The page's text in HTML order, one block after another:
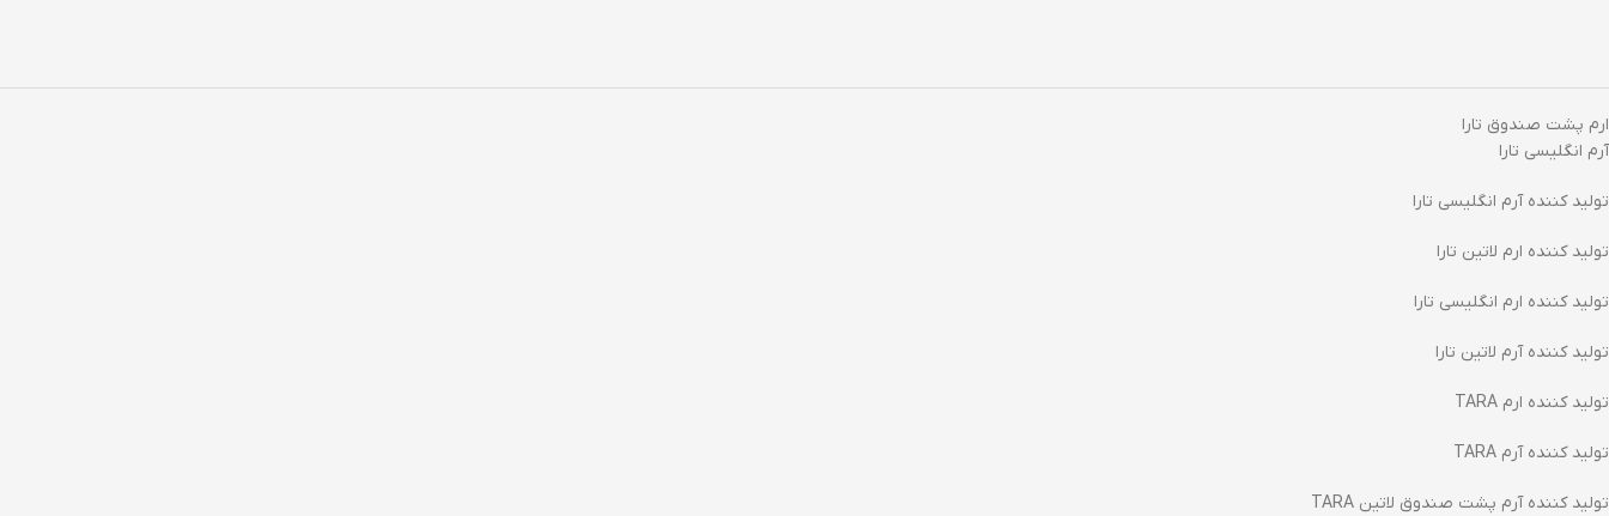
ارم پشت صندوق تارا
آرم انگلیسی تارا
تولید کننده آرم انگلیسی تارا
تولید کننده ارم لاتین تارا
تولید کننده ارم انگلیسی تارا
تولید کننده آرم لاتین تارا
تولید کننده ارم TARA
تولید کننده آرم TARA
تولید کننده آرم پشت صندوق لاتین TARA